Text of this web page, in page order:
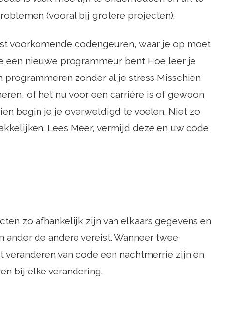
(vooral bij grotere projecten).
voorkomende codengeuren, waar je op moet
een nieuwe programmeur bent Hoe leer je
zonder al je stress Misschien
of het nu voor een carrière is of gewoon
begin je je overweldigd te voelen. Niet zo
Lees Meer, vermijd deze en uw code
zo afhankelijk zijn van elkaars gegevens en
de andere vereist. Wanneer twee
van code een nachtmerrie zijn en
bij elke verandering.